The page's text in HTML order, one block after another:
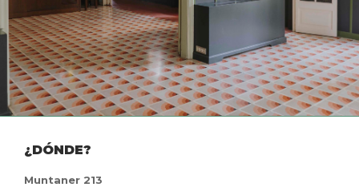
¿DÓNDE?
Muntaner 213